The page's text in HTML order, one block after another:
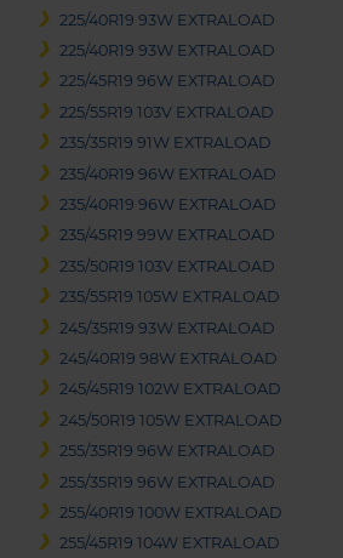
225/40R19 93W EXTRALOAD
225/40R19 93W EXTRALOAD
225/45R19 96W EXTRALOAD
225/55R19 103V EXTRALOAD
235/35R19 91W EXTRALOAD
235/40R19 96W EXTRALOAD
235/40R19 96W EXTRALOAD
235/45R19 99W EXTRALOAD
235/50R19 103V EXTRALOAD
235/55R19 105W EXTRALOAD
245/35R19 93W EXTRALOAD
245/40R19 98W EXTRALOAD
245/45R19 102W EXTRALOAD
245/50R19 105W EXTRALOAD
255/35R19 96W EXTRALOAD
255/35R19 96W EXTRALOAD
255/40R19 100W EXTRALOAD
255/45R19 104W EXTRALOAD